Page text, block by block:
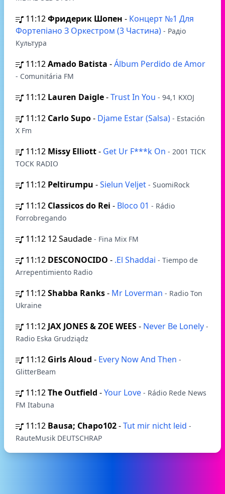
11:12Фридерик Шопен - Концерт №1 Для
Фортепіано З Оркестром (3 Частина) - Радіо
Культура
11:12Amado Batista -Álbum Perdido de Amor
- Comunitária FM
11:12 Lauren Daigle-Trust In You - 94,1 KXOJ
11:12 Carlo Supo- Djame Estar (Salsa) - Estación
X Fm
11:12 Missy Elliott- Get Ur F***k On - 2001 TICK
TOCK RADIO
11:12 Peltirumpu -Sielun Veljet - SuomiRock
11:12 Classicos do Rei - Bloco 01 - Rádio
Forrobregando
11:12 12 Saudade - Fina Mix FM
11:12 DESCONOCIDO - .El Shaddai - Tiempo de
Arrepentimiento Radio
11:12Shabba Ranks- Mr Loverman - Radio Ton
Ukraine
11:12 JAX JONES & ZOE WEES- Never Be Lonely -
Radio Eska Grudziądz
11:12 Girls Aloud - Every Now And Then -
GlitterBeam
11:12The Outfield -Your Love - Rádio Rede News
FM Itabuna
11:12 Bausa; Chapo102-Tut mir nicht leid -
RauteMusik DEUTSCHRAP